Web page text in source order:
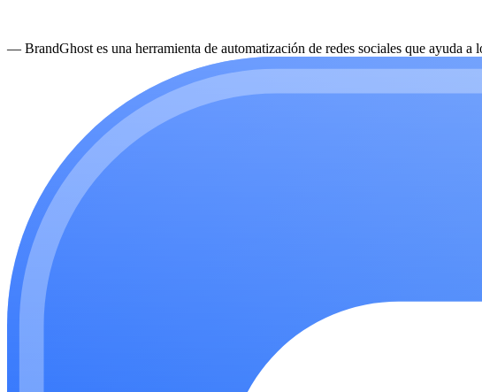
— BrandGhost es una herramienta de automatización de redes sociales que ayuda